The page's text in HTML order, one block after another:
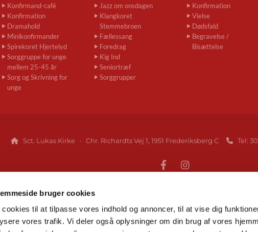
bruger cookies
cookies til at tilpasse vores indhold og annoncer, til at vise dig
vores trafik. Vi deler også oplysninger om din brug af vores
Konfirmand-café
Konfirmation
Dramahold
Minikonfirmander
Spirekoret Hjertelyd
Sorggruppe for unge
mellem 25-45 år
Sorg og Skrivning for
unge
Jazz om onsdagen
Klangkoret
Stemmebroen
Fællessang
Foredrag
Kig Ind
Seniortræf
Sorggrupper
Konfirmation
Vielse
Dødsfald
Begravelse /
Bisættelse
Sct. Lukas Kirke · Chr. Richardts Vej 1, 1951 Frederiksberg C Tel: